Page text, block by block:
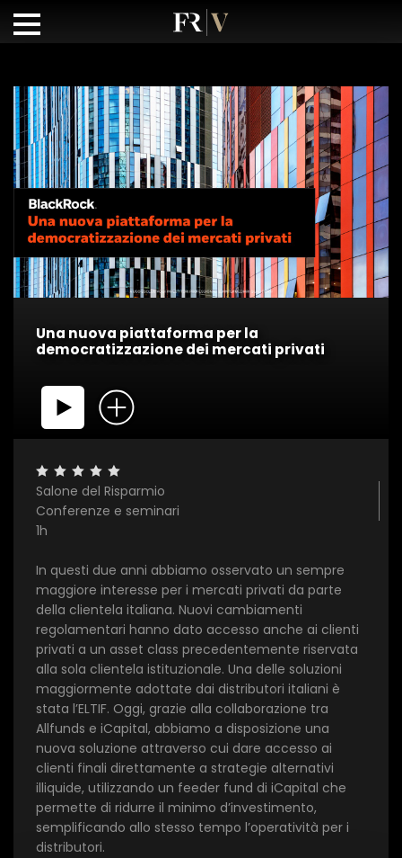
Una nuova piattaforma per la
democratizzazione dei mercati privati
Salone del Risparmio
Conferenze e seminari
1h
In questi due anni abbiamo osservato un sempre
maggiore interesse per i mercati privati da parte
della clientela italiana. Nuovi cambiamenti
regolamentari hanno dato accesso anche ai clienti
privati a un asset class precedentemente riservata
alla sola clientela istituzionale. Una delle soluzioni
maggiormente adottate dai distributori italiani è
stata l’ELTIF. Oggi, grazie alla collaborazione tra
Allfunds e iCapital, abbiamo a disposizione una
nuova soluzione attraverso cui dare accesso ai
clienti finali direttamente a strategie alternativi
illiquide, utilizzando un feeder fund di iCapital che
permette di ridurre il minimo d’investimento,
semplificando allo stesso tempo l’operatività per i
distributori.
×
5 stars
4 stars
3 stars
2 stars
1 star
Invia